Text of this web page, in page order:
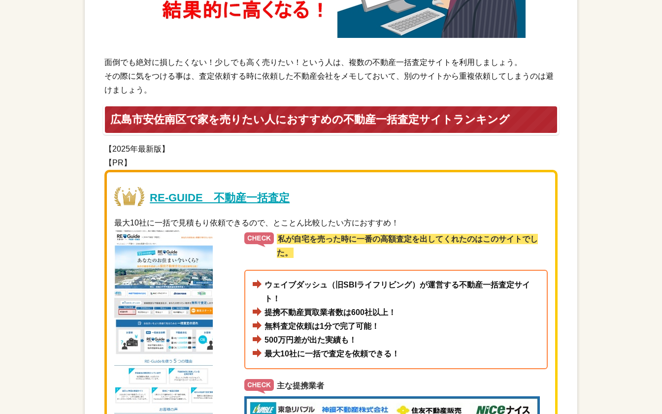
面倒でも絶対に損したくない！少しでも高く売りたい！という人は、複数の不動産一括査定サイトを利用しましょう。
その際に気をつける事は、査定依頼する時に依頼した不動産会社をメモしておいて、別のサイトから重複依頼してしまうのは避
けましょう。
広島市安佐南区で家を売りたい人におすすめの不動産一括査定サイトランキング
【2025年最新版】
【PR】
RE-GUIDE 不動産一括査定
最大10社に一括で見積もり依頼できるので、とことん比較したい方におすすめ！
私が自宅を売った時に一番の高額査定を出してくれたのはこのサイトでし
た。
ウェイブダッシュ（旧SBIライフリビング）が運営する不動産一括査定サイ
ト！
提携不動産買取業者数は600社以上！
無料査定依頼は1分で完了可能！
500万円差が出た実績も！
最大10社に一括で査定を依頼できる！
主な提携業者